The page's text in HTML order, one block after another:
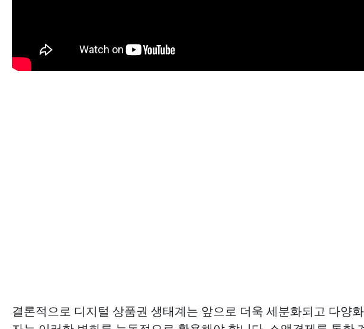
결론적으로 디지털 상품권 생태계는 앞으로 더욱 세분화되고 다양